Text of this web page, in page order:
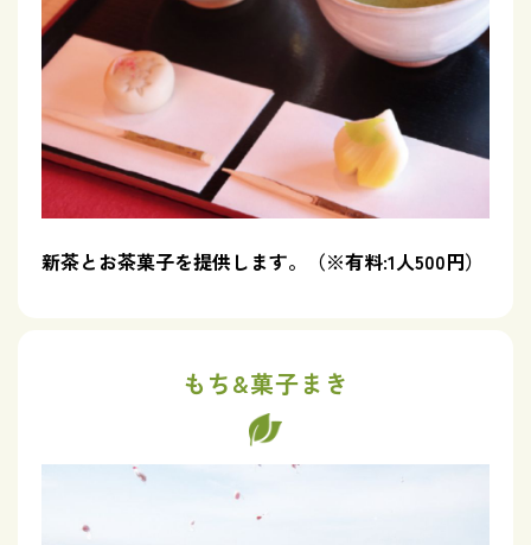
新茶とお茶菓子を提供します。（※有料:1人500円）
もち&菓子まき